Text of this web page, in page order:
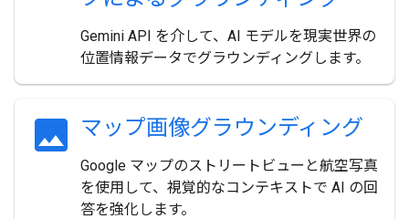
Gemini API を介して、AI モデルを現実世界の
位置情報データでグラウンディングします。
image マップ画像グラウンディング
Google マップのストリートビューと航空写真
を使用して、視覚的なコンテキストで AI の回
答を強化します。